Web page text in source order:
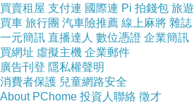
買賣租屋 支付連 國際連 Pi 拍錢包 旅遊
買車 旅行團 汽車險推薦 線上麻將 雜誌
一元簡訊 直播達人 數位憑證 企業簡訊
買網址 虛擬主機 企業郵件
廣告刊登 隱私權聲明
消費者保護 兒童網路安全
About PChome 投資人聯絡 徵才